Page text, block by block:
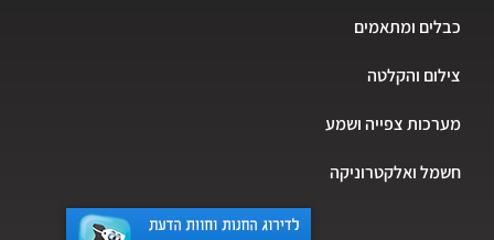
כבלים ומתאמים
צילום והקלטה
מערכות צפייה ושמע
חשמל ואלקטרוניקה